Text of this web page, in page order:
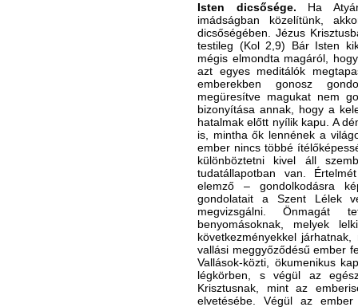
Isten dicsősége. Ha
imádságban közelítünk,
dicsőségében. Jézus
testileg (Kol 2,9) Bár Isten
mégis elmondta magáról,
azt egyes meditálók
emberekben gonosz
megüresítve magukat nem
bizonyítása annak, hogy a
hatalmak előtt nyílik kapu. A
is, mintha ők lennének a
ember nincs többé
különböztetni kivel áll
tudatállapotban van.
elemző – gondolkodásra
gondolatait a Szent Lélek
megvizsgálni. Önmagát
benyomásoknak, melyek
következményekkel
vallási meggyőződésű ember
Vallások-közti, ökumenikus
légkörben, s végül az
Krisztusnak, mint az
elvetésébe. Végül az